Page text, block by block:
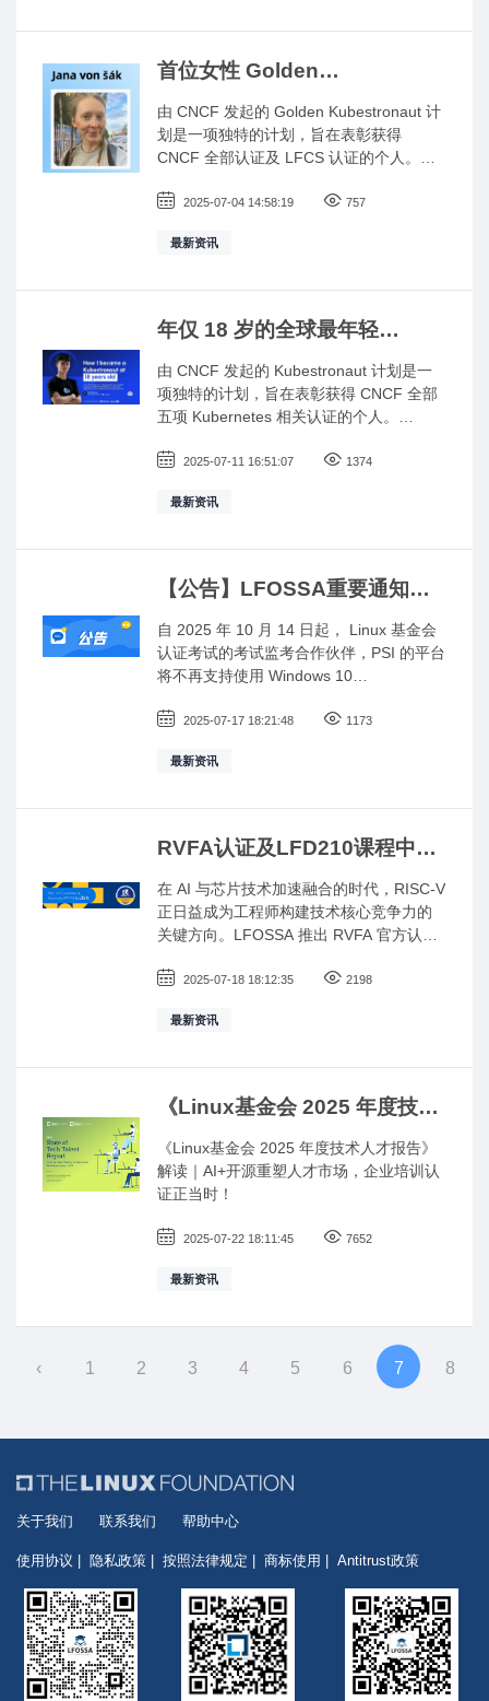
（包括：企业、高校、LFOSSA、跨
LFAPAC 开源布道者 SIG等）组织在线和
现场的活动。推广及促进开源人才发展。
首位女性 Golden
šák 的云原生之旅
由 CNCF 发起的 Golden Kubestronaut 计
划是一项独特的计划，旨在表彰获得
CNCF 全部认证及 LFCS 认证的个人。
不仅拥有卓越的专业知识，更是云原生教
Jana von šák。 Jana von šák 来自斯洛伐
Kubestronaut。Jana 作为一名拥有软件开
发背景的专业 DevOps 安全工程师，具备
软件开发与安全的双重技术能力。她致力
于将稳健的安全实践深度嵌入云原生环
境，确保应用系统在实现可扩展性的同时
保持高度安全。 在日常工作之余，Jana 也
定倡导者。她对云原生生态系统充满好奇
CNCF 的全部认证。
2025-07-04 14:58:19 757
最新资讯
年仅 18 岁的全球最年轻
的云原生技术成长之路
由 CNCF 发起的 Kubestronaut 计划是一
项独特的计划，旨在表彰获得 CNCF 全部
五项 Kubernetes 相关认证的个人。
有卓越的专业知识，更是云原生教育的大
Dibrani。
2025-07-11 16:51:07 1374
最新资讯
【公告】LFOSSA重要通知！
将更新
自 2025 年 10 月 14 日起， Linux 基金会
认证考试的考试监考合作伙伴，PSI 的平台
将不再支持使用 Windows 10
为上述操作系统将不再满足 PSI 的最低技
（https://helpdesk.psionline.com/hc/en-
browser-and-Chrome-Extension-System-
Requirements）。
2025-07-17 18:21:48 1173
最新资讯
RVFA认证及LFD210课程中国
日期7⽉25⽇ ，请立刻行动！
在 AI 与芯片技术加速融合的时代，RISC-V
正日益成为工程师构建技术核心竞争力的
关键方向。LFOSSA 推出 RVFA 官方认证
能，实现从入门到认证的高效跃升。
2025-07-18 18:12:35 2198
最新资讯
《Linux基金会 2025 年度技术
人才市场，企业培训认证正当
时！
《Linux基金会 2025 年度技术人才报告》
解读｜AI+开源重塑人才市场，企业培训认
证正当时！
2025-07-22 18:11:45 7652
最新资讯
‹ 1 2 3 4 5 6 7 8
关于我们 联系我们 帮助中心
使用协议 隐私政策 按照法律规定 商标使用 Antitrust政策